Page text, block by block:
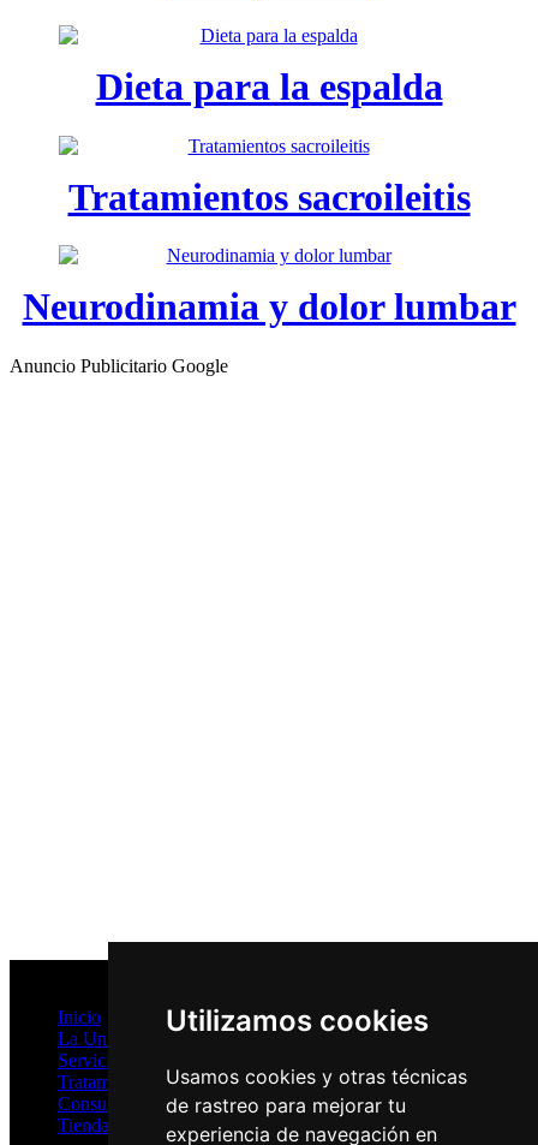
Utilizamos cookies
Usamos cookies y otras técnicas
de rastreo para mejorar tu
experiencia de navegación en
Dieta para la espalda
Tratamientos sacroileitis
Neurodinamia y dolor lumbar
Anuncio Publicitario Google
Inicio
La Unidad
Servicios
Tratamientos
Consultas Online
Tienda